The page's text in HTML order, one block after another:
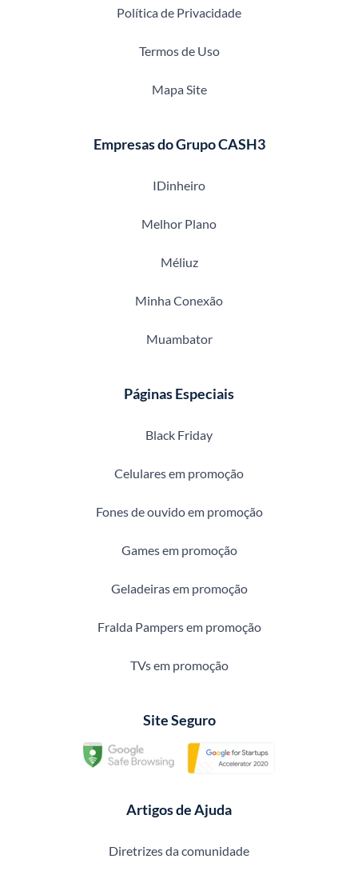
Política de Privacidade
Termos de Uso
Mapa Site
Empresas do Grupo CASH3
IDinheiro
Melhor Plano
Méliuz
Minha Conexão
Muambator
Páginas Especiais
Black Friday
Celulares em promoção
Fones de ouvido em promoção
Games em promoção
Geladeiras em promoção
Fralda Pampers em promoção
TVs em promoção
Site Seguro
Artigos de Ajuda
Diretrizes da comunidade